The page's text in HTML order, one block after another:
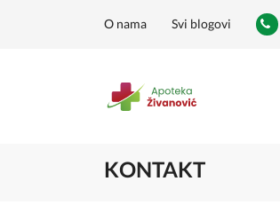
O nama Svi blogovi
KONTAKT